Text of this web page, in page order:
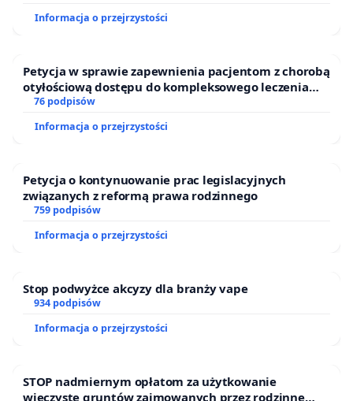
Informacja o przejrzystości
Petycja w sprawie zapewnienia pacjentom z chorobą
otyłościową dostępu do kompleksowego leczenia
oraz programów profilaktycznych.
76 podpisów
Informacja o przejrzystości
Petycja o kontynuowanie prac legislacyjnych
związanych z reformą prawa rodzinnego
759 podpisów
Informacja o przejrzystości
Stop podwyżce akcyzy dla branży vape
934 podpisów
Informacja o przejrzystości
STOP nadmiernym opłatom za użytkowanie
wieczyste gruntów zajmowanych przez rodzinne